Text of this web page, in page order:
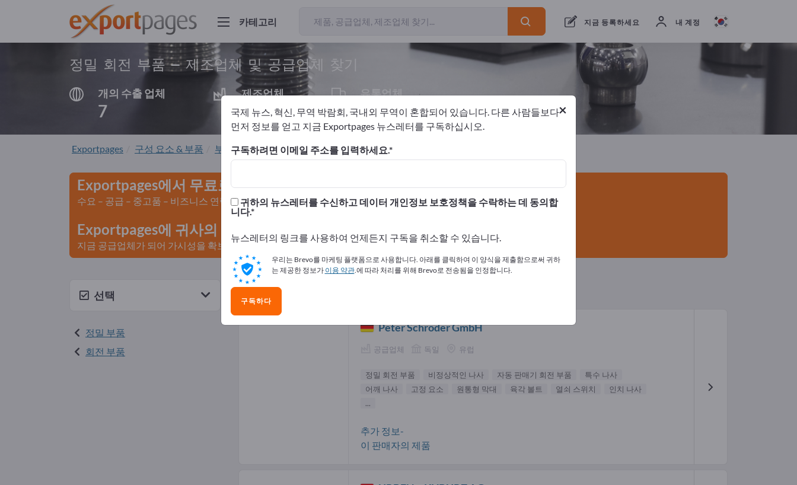
카테고리 지금 등록하세요 내 계정
정밀 회전 부품 – 제조업체 및 공급업체 찾기
개의 수출 업체
7
제조업체
6
유통업체
1
개의 수출 업체 제조업체6 유통업체
Exportpages 구성 요소 & 부품 부품 공급업체 정밀 부품 정밀 회전 부품
Exportpages에서 무료로 광고하세요!
수요 – 공급 – 중고품 – 비즈니스 연락처 >> 여기서 시작하세요
Exportpages에 귀사의 회사와 제품을 게시하세요.
지금 공급업체가 되어 가시성을 확보하세요>> 여기서 게시하기
선택
정밀 부품
회전 부품
정밀 회전 부품 공급업체(7)
Peter Schröder GmbH
공급업체 독일 유럽
정밀 회전 부품 비정상적인 나사 자동 판매기 회전 부품
특수 나사
어깨 나사
고정 요소 원통형 막대 육각 볼트 열쇠 스위치
인치 나사
...
추가 정보-
이 판매자의 제품
×
국제 뉴스, 혁신, 무역 박람회, 국내외 무역이 혼합되어 있습니다. 다른 사람들보다
먼저 정보를 얻고 지금 Exportpages 뉴스레터를 구독하십시오.
구독하려면 이메일 주소를 입력하세요.
귀하의 뉴스레터를 수신하고 데이터 개인정보 보호정책을 수락하는 데 동의합
니다.
뉴스레터의 링크를 사용하여 언제든지 구독을 취소할 수 있습니다.
우리는 Brevo를 마케팅 플랫폼으로 사용합니다. 아래를 클릭하여 이 양식을 제출함으로써 귀하
는 제공한 정보가 이용 약관.에 따라 처리를 위해 Brevo로 전송됨을 인정합니다.
구독하다